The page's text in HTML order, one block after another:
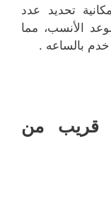
تحديد عدد
الأنسب، مما
بالساعه .
قريب من